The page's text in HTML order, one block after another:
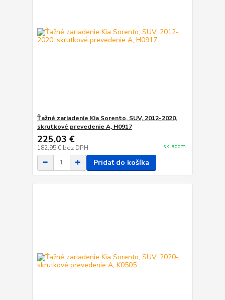
Ťažné zariadenie Kia Sorento, SUV, 2012-2020,
skrutkové prevedenie A, H0917
225,03 €
182,95 € bez DPH skladom
Pridať do košíka